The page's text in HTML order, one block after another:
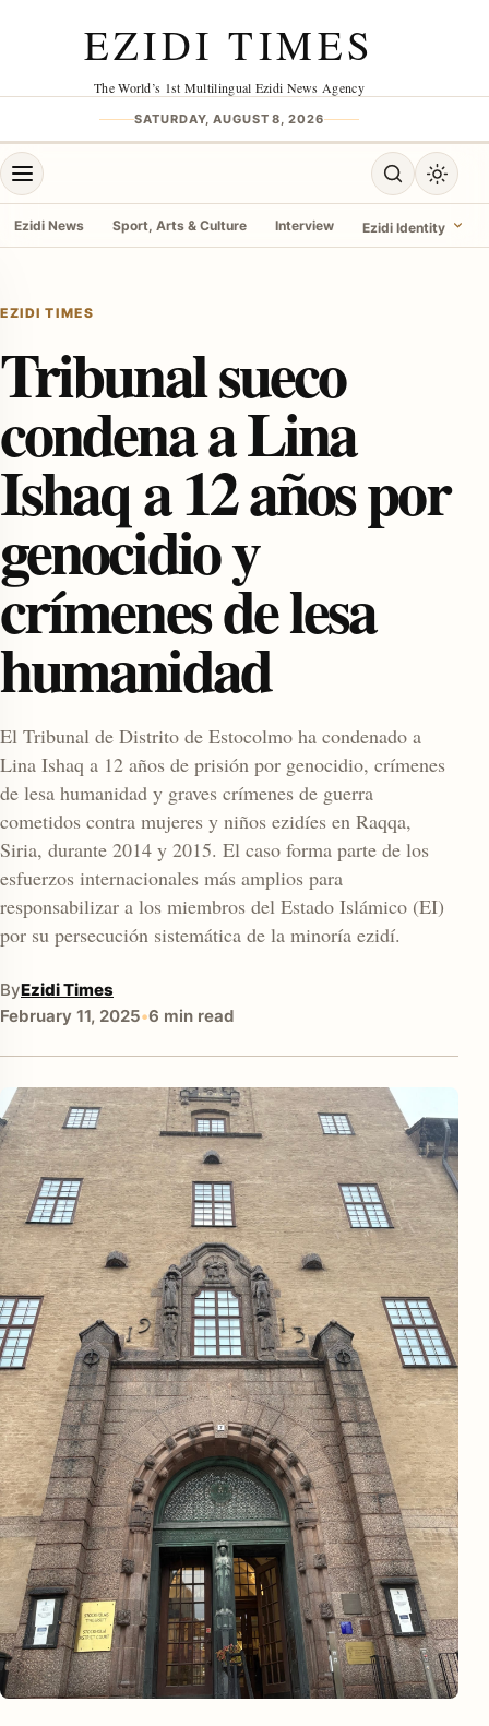
EZIDI TIMES
The World’s 1st Multilingual Ezidi News Agency
SATURDAY, AUGUST 8, 2026
Open menu Open search
Toggle
Ezidi News Sport, Arts & Culture Interview Ezidi Identity
EZIDI TIMES
Tribunal sueco
condena a Lina
Ishaq a 12 años por
genocidio y
crímenes de lesa
humanidad
El Tribunal de Distrito de Estocolmo ha condenado a
Lina Ishaq a 12 años de prisión por genocidio, crímenes
de lesa humanidad y graves crímenes de guerra
cometidos contra mujeres y niños ezidíes en Raqqa,
Siria, durante 2014 y 2015. El caso forma parte de los
esfuerzos internacionales más amplios para
responsabilizar a los miembros del Estado Islámico (EI)
por su persecución sistemática de la minoría ezidí.
ByEzidi Times
February 11, 2025•6 min read